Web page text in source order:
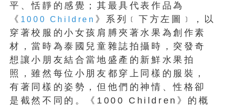
平、恬靜的感覺；其最具代表作品為
《 1000 Children 》系列﹝下方左圖﹞，以
穿著校服的小女孩肩膊夾著水果為創作素
材，當時為泰國兒童雜誌拍攝時，突發奇
想讓小朋友結合當地盛產的新鮮水果拍
照，雖然每位小朋友都穿上同樣的服裝，
有著同樣的姿勢，但他們的神情、性格卻
是截然不同的。《1000 Children》的概